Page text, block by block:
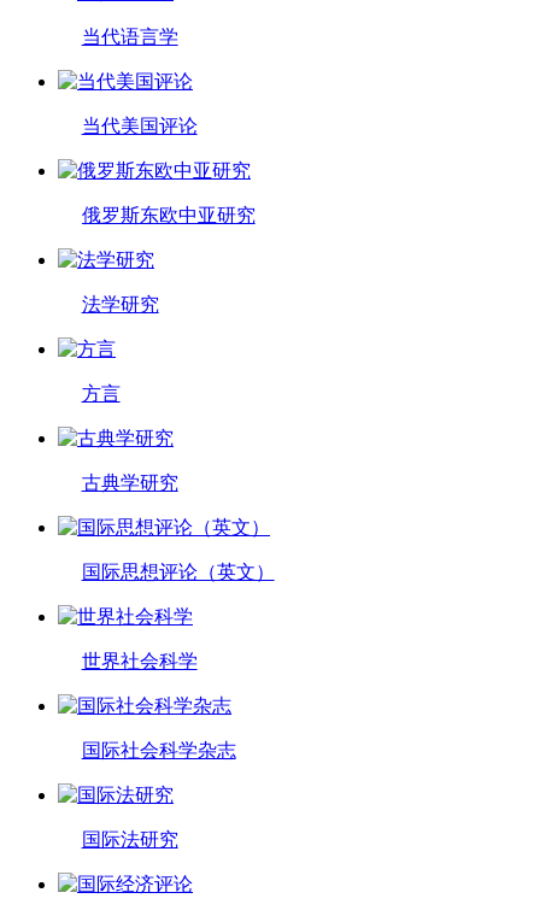
当代语言学
当代美国评论
俄罗斯东欧中亚研究
法学研究
方言
古典学研究
国际思想评论（英文）
世界社会科学
国际社会科学杂志
国际法研究